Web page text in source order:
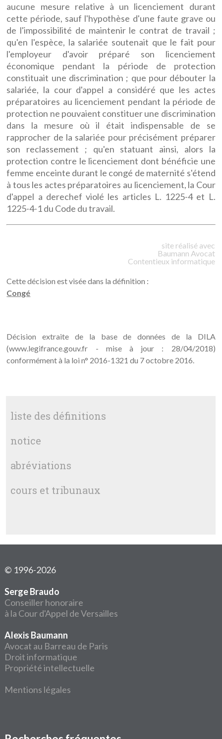
aucune mesure relative à un licenciement durant
cette période, sauf l'hypothèse d'une faute grave ou
de l'impossibilité de maintenir le contrat de travail ;
qu'en l'espèce, la salariée soutenait que le fait pour
l'employeur d'avoir préparé son licenciement
économique pendant la période de protection
constituait une discrimination ; que pour débouter la
salariée, la cour d'appel a considéré que les actes
préparatoires au licenciement pendant la période de
protection ne pouvaient constituer une discrimination
dans la mesure où il était indispensable de se
rapprocher de la salariée pour précisément préparer
son reclassement ; qu'en statuant ainsi, alors la
protection contre le licenciement dont bénéficie une
femme enceinte durant le congé de maternité s'étend
à tous les actes préparatoires au licenciement, la Cour
d'appel a derechef violé les articles L. 1225-4 et L.
1225-4-1 du Code du travail.
site réalisé avec
Baumann Avocat
Contentieux informatique
Cette décision est visée dans la définition :
Congé
Décision extraite de la base de données de la DILA
(www.legifrance.gouv.fr - mise à jour : 28/04/2018)
conformément à la loi n° 2016-1321 du 7 octobre 2016.
liste des définitions
notice
abréviations
cours et tribunaux
© 1996-2026
Serge Braudo
Conseiller honoraire
à la Cour d'Appel de Versailles
Alexis Baumann
Avocat au Barreau de Paris
Droit informatique
Propriété intellectuelle
Mentions légales